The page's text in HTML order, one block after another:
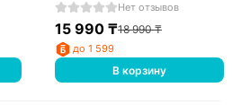
Нет отзывов
15 990 ₸18 990₸
до 1 599
В корзину